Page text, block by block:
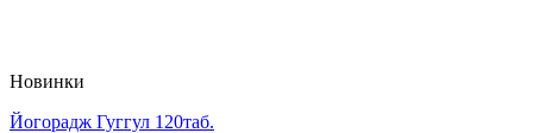
Новинки
Йогорадж Гуггул 120таб.